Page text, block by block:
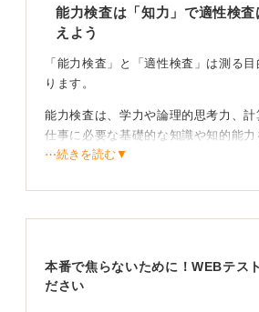
能力検査は「知力」で適性検
えよう
「能力検査」と「適性検査」は測る
ります。
能力検査は、学力や論理的思考力、計
仕事に必要な基礎的な知識や知的能
す。
対策方法はそれぞれ！ 自分に合っ
よう
⋯続きを読む▼
本番で焦らないために！WEBテス
ださい